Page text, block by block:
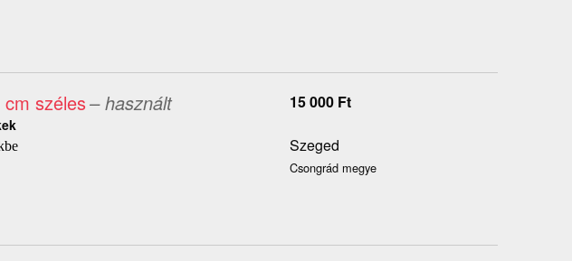
széles– használt 15 000 Ft
Szeged
Csongrád megye